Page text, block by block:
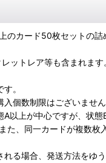
のカード50枚セットの詰
ットレア等も含まれます
。
個数制限はございません
以上が中心ですが、状態
た、同一カードが複数枚
れる場合、発送方法をゆ